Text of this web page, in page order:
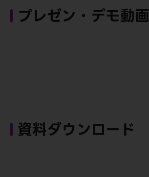
プレゼン・デモ動画
資料ダウンロード